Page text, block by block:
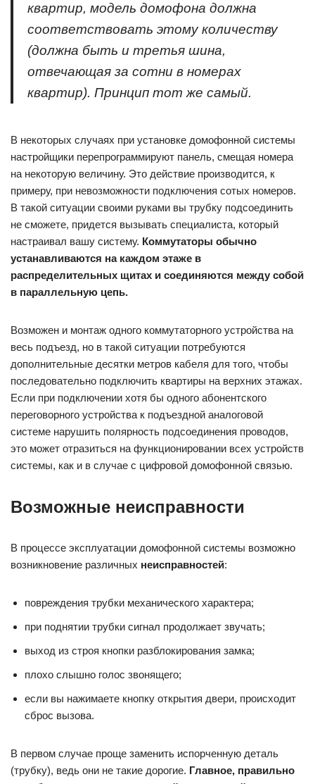
квартир, модель домофона должна
соответствовать этому количеству
(должна быть и третья шина,
отвечающая за сотни в номерах
квартир). Принцип тот же самый.
В некоторых случаях при установке домофонной системы
настройщики перепрограммируют панель, смещая номера
на некоторую величину. Это действие производится, к
примеру, при невозможности подключения сотых номеров.
В такой ситуации своими руками вы трубку подсоединить
не сможете, придется вызывать специалиста, который
настраивал вашу систему. Коммутаторы обычно
устанавливаются на каждом этаже в
распределительных щитах и соединяются между собой
в параллельную цепь.
Возможен и монтаж одного коммутаторного устройства на
весь подъезд, но в такой ситуации потребуются
дополнительные десятки метров кабеля для того, чтобы
последовательно подключить квартиры на верхних этажах.
Если при подключении хотя бы одного абонентского
переговорного устройства к подъездной аналоговой
системе нарушить полярность подсоединения проводов,
это может отразиться на функционировании всех устройств
системы, как и в случае с цифровой домофонной связью.
Возможные неисправности
В процессе эксплуатации домофонной системы возможно
возникновение различных неисправностей:
повреждения трубки механического характера;
при поднятии трубки сигнал продолжает звучать;
выход из строя кнопки разблокирования замка;
плохо слышно голос звонящего;
если вы нажимаете кнопку открытия двери, происходит
сброс вызова.
В первом случае проще заменить испорченную деталь
(трубку), ведь они не такие дорогие. Главное, правильно